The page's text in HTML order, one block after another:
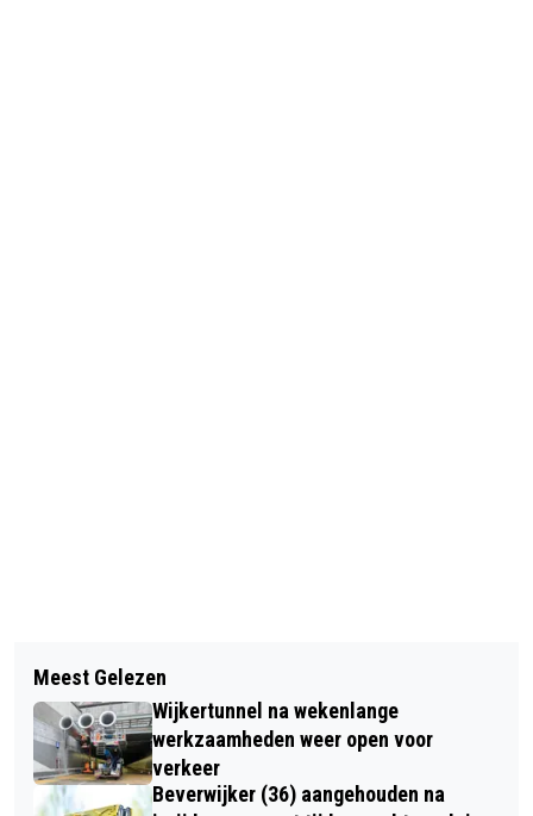
POLOSHIRTS KOPEN: JOUW
STIJLVOLLE KEUZE VOOR ELKE
GELEGENHEID
ASBESTVERDACHT MATERIAAL
GEVONDEN IN PARK DE DUINEN
Meest Gelezen
Wijkertunnel na wekenlange
werkzaamheden weer open voor
verkeer
Beverwijker (36) aangehouden na